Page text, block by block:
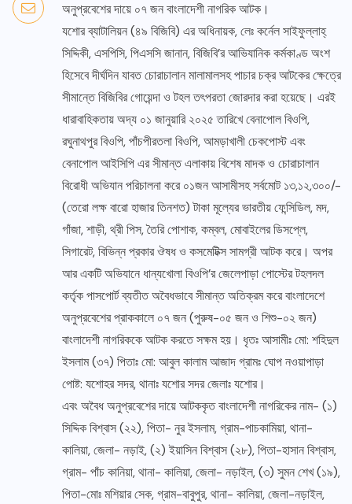
অনুপ্রবেশের দায়ে ০৭ জন বাংলাদেশী নাগরিক আটক।
যশোর ব্যাটালিয়ন (৪৯ বিজিবি) এর অধিনায়ক, লেঃ কর্নেল সাইফুল্লাহ্
সিদ্দিকী, এসপিসি, পিএসসি জানান, বিজিবি’র আভিযানিক কর্মকাণ্ড অংশ
হিসেবে দীর্ঘদিন যাবত চোরাচালান মালামালসহ পাচার চক্র আটকের ক্ষেত্রে
সীমান্তে বিজিবির গোয়েন্দা ও টহল তৎপরতা জোরদার করা হয়েছে। এরই
ধারাবাহিকতায় অদ্য ০১ জানুয়ারি ২০২৫ তারিখে বেনাপোল বিওপি,
রঘুনাথপুর বিওপি, পাঁচপীরতলা বিওপি, আমড়াখালী চেকপোস্ট এবং
বেনাপোল আইসিপি এর সীমান্ত এলাকায় বিশেষ মাদক ও চোরাচালান
বিরোধী অভিযান পরিচালনা করে ০১জন আসামীসহ সর্বমোট ১৩,১২,৩০০/-
(তেরো লক্ষ বারো হাজার তিনশত) টাকা মূল্যের ভারতীয় ফেন্সিডিল, মদ,
গাঁজা, শাড়ী, থ্রী পিস, তৈরি পোশাক, কম্বল, মোবাইলের ডিসপ্লে,
সিগারেট, বিভিন্ন প্রকার ঔষধ ও কসমেটিক্স সামগ্রী আটক করে। অপর
আর একটি অভিযানে ধান্যখোলা বিওপি’র জেলেপাড়া পোস্টের টহলদল
কর্তৃক পাসপোর্ট ব্যতীত অবৈধভাবে সীমান্ত অতিক্রম করে বাংলাদেশে
অনুপ্রবেশের প্রাককালে ০৭ জন (পুরুষ-০৫ জন ও শিশু-০২ জন)
বাংলাদেশী নাগরিককে আটক করতে সক্ষম হয়। ধৃতঃ আসামীঃ মো: শহিদুল
ইসলাম (৩৭) পিতাঃ মো: আবুল কালাম আজাদ গ্রামঃ ঘোপ নওয়াপাড়া
পোষ্ট: যশোহর সদর, থানাঃ যশোর সদর জেলাঃ যশোর।
এবং অবৈধ অনুপ্রবেশের দায়ে আটককৃত বাংলাদেশী নাগরিকের নাম- (১)
সিদ্দিক বিশ্বাস (২২), পিতা- নুর ইসলাম, গ্রাম-পাচকামিয়া, থানা-
কালিয়া, জেলা- নড়াই, (২) ইয়াসিন বিশ্বাস (২৮), পিতা-হাসান বিশ্বাস,
গ্রাম- পাঁচ কানিয়া, থানা- কালিয়া, জেলা- নড়াইল, (৩) সুমন শেখ (১৯),
পিতা-মোঃ মশিয়ার সেক, গ্রাম-বাবুপুর, থানা- কালিয়া, জেলা-নড়াইল,